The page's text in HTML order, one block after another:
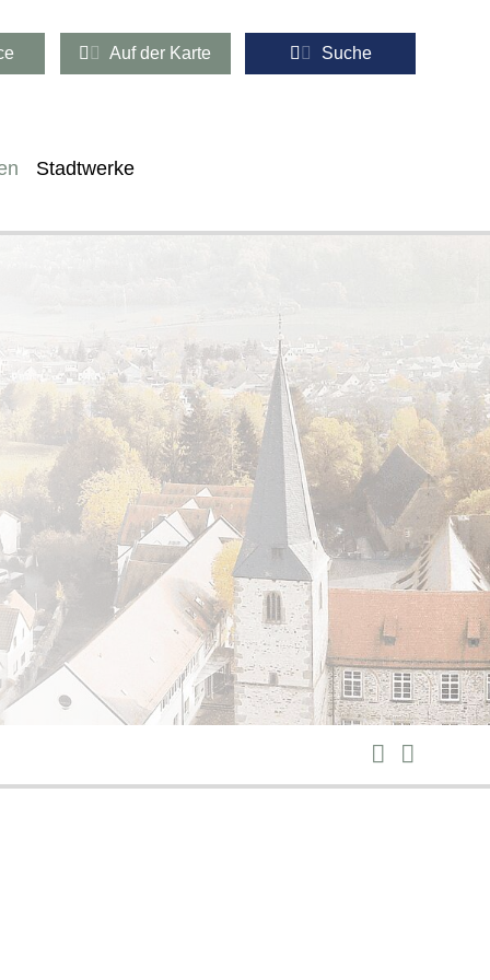
Auf der Karte Suche
Stadtwerke